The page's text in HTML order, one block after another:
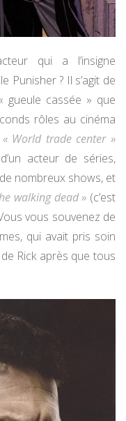
qui a l’insigne
Punisher ? Il s’agit de
gueule cassée » que
rôles au cinéma
« World trade center »
acteur de séries,
nombreux shows, et
walking dead » (c’est
vous souvenez de
qui avait pris soin
Rick après que tous